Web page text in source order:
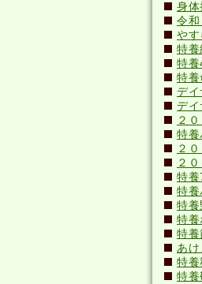
身
令和
や
特
特
特
デ
デ
２
特
２
２
特
特
特
特
特
あ
特
特